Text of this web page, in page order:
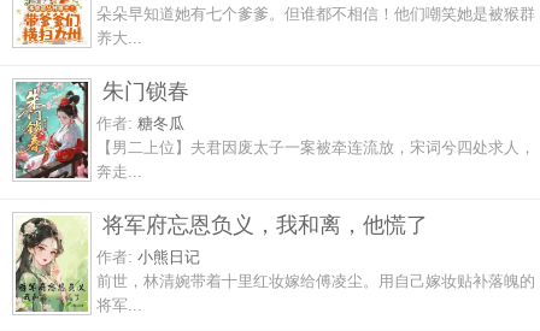
朵朵早知道她有七个爹爹。但谁都不相信！他们嘲笑她是被猴群
养大...
朱门锁春
作者: 糖冬瓜
【男二上位】夫君因废太子一案被牵连流放，宋词兮四处求人，
奔走...
将军府忘恩负义，我和离，他慌了
作者: 小熊日记
前世，林清婉带着十里红妆嫁给傅凌尘。用自己嫁妆贴补落魄的
将军...